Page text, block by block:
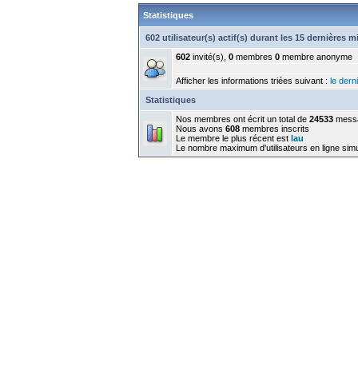
Statistiques
602 utilisateur(s) actif(s) durant les 15 dernières
602 invité(s), 0 membres 0 membre anonyme
Afficher les informations triées suivant : le
Statistiques
Nos membres ont écrit un total de 24533
Nous avons 608 membres inscrits
Le membre le plus récent est lau
Le nombre maximum d'utilisateurs en ligne